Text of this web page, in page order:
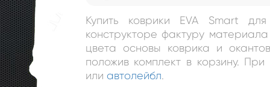
Купить коврики EVA Smart
конструкторе фактуру
цвета основы коврика и
положив комплект в корзину.
или автолейбл.